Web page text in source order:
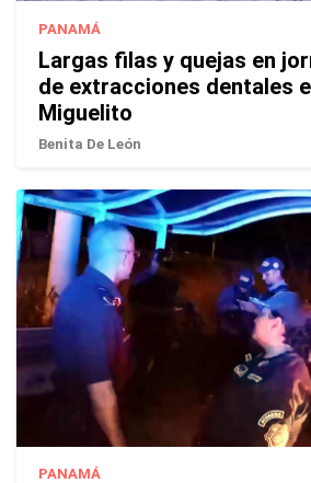
PANAMÁ
Largas filas y quejas en
de extracciones dentales
Miguelito
Benita De León
PANAMÁ